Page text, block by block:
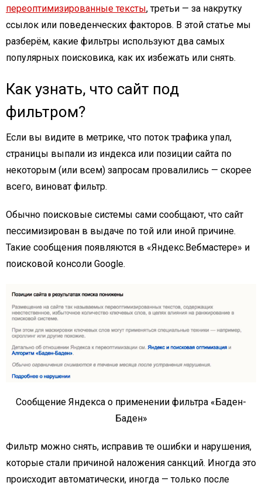
переоптимизированные тексты, третьи — за накрутку
ссылок или поведенческих факторов. В этой статье мы
разберём, какие фильтры используют два самых
популярных поисковика, как их избежать или снять.
Как узнать, что сайт под
фильтром?
Если вы видите в метрике, что поток трафика упал,
страницы выпали из индекса или позиции сайта по
некоторым (или всем) запросам провалились — скорее
всего, виноват фильтр.
Обычно поисковые системы сами сообщают, что сайт
пессимизирован в выдаче по той или иной причине.
Такие сообщения появляются в «Яндекс.Вебмастере» и
поисковой консоли Google.
Сообщение Яндекса о применении фильтра «Баден-
Баден»
Фильтр можно снять, исправив те ошибки и нарушения,
которые стали причиной наложения санкций. Иногда это
происходит автоматически, иногда — только после